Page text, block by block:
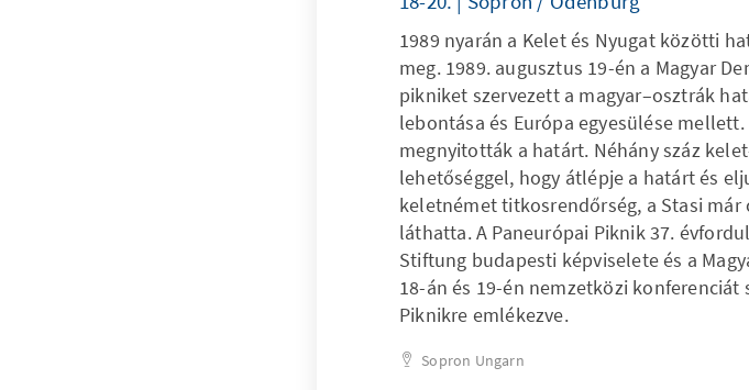
1989 nyarán a Kelet és Nyugat közötti
meg. 1989. augusztus 19-én a Magyar
pikniket szervezett a magyar–osztrák
lebontása és Európa egyesülése
megnyitották a határt. Néhány száz
lehetőséggel, hogy átlépje a határt és
keletnémet titkosrendőrség, a Stasi
láthatta. A Paneurópai Piknik 37.
Stiftung budapesti képviselete és a
18-án és 19-én nemzetközi konferenciát
Piknikre emlékezve.
Sopron Ungarn